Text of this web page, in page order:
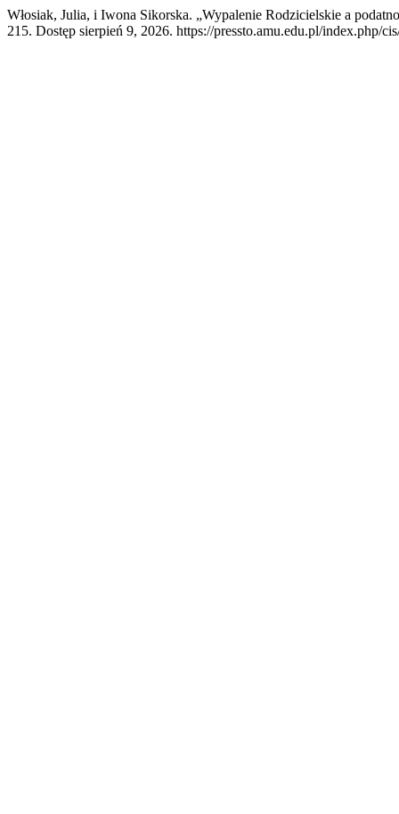
Włosiak, Julia, i Iwona Sikorska. „Wypalenie Rodzicielskie a
215. Dostęp sierpień 9, 2026. https://pressto.amu.edu.pl/index.php/